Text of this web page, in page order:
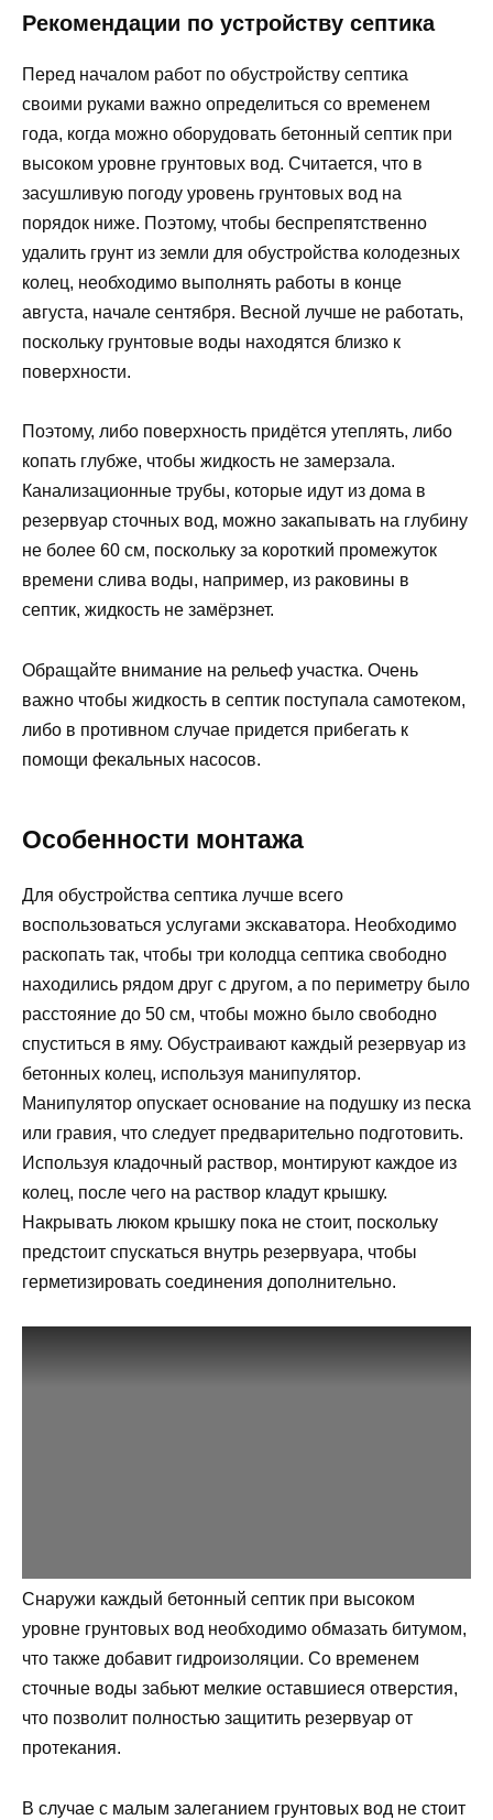
Рекомендации по устройству септика
Перед началом работ по обустройству септика
своими руками важно определиться со временем
года, когда можно оборудовать бетонный септик при
высоком уровне грунтовых вод. Считается, что в
засушливую погоду уровень грунтовых вод на
порядок ниже. Поэтому, чтобы беспрепятственно
удалить грунт из земли для обустройства колодезных
колец, необходимо выполнять работы в конце
августа, начале сентября. Весной лучше не работать,
поскольку грунтовые воды находятся близко к
поверхности.
Поэтому, либо поверхность придётся утеплять, либо
копать глубже, чтобы жидкость не замерзала.
Канализационные трубы, которые идут из дома в
резервуар сточных вод, можно закапывать на глубину
не более 60 см, поскольку за короткий промежуток
времени слива воды, например, из раковины в
септик, жидкость не замёрзнет.
Обращайте внимание на рельеф участка. Очень
важно чтобы жидкость в септик поступала самотеком,
либо в противном случае придется прибегать к
помощи фекальных насосов.
Особенности монтажа
Для обустройства септика лучше всего
воспользоваться услугами экскаватора. Необходимо
раскопать так, чтобы три колодца септика свободно
находились рядом друг с другом, а по периметру было
расстояние до 50 см, чтобы можно было свободно
спуститься в яму. Обустраивают каждый резервуар из
бетонных колец, используя манипулятор.
Манипулятор опускает основание на подушку из песка
или гравия, что следует предварительно подготовить.
Используя кладочный раствор, монтируют каждое из
колец, после чего на раствор кладут крышку.
Накрывать люком крышку пока не стоит, поскольку
предстоит спускаться внутрь резервуара, чтобы
герметизировать соединения дополнительно.
Снаружи каждый бетонный септик при высоком
уровне грунтовых вод необходимо обмазать битумом,
что также добавит гидроизоляции. Со временем
сточные воды забьют мелкие оставшиеся отверстия,
что позволит полностью защитить резервуар от
протекания.
В случае с малым залеганием грунтовых вод не стоит